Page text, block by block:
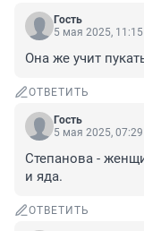
Гость
5 мая 2025, 11:15
Она же учит
ОТВЕТИТЬ
Гость
5 мая 2025, 07:29
Степанова -
и яда.
ОТВЕТИТЬ